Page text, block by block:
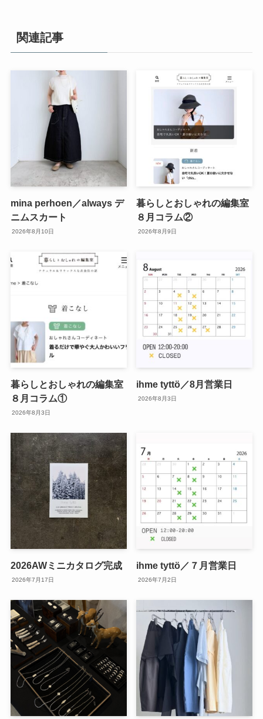
関連記事
mina perhoen／always デ
ニムスカート
2026年8月10日
暮らしとおしゃれの編集室
８月コラム②
2026年8月9日
暮らしとおしゃれの編集室
８月コラム①
2026年8月3日
ihme tyttö／8月営業日
2026年8月3日
2026AWミニカタログ完成
2026年7月17日
ihme tyttö／７月営業日
2026年7月2日